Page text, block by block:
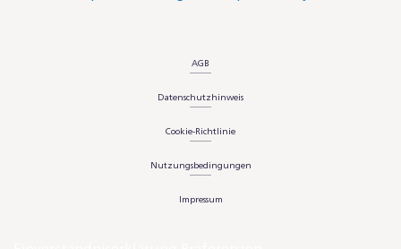
AGB
Datenschutzhinweis
Cookie-Richtlinie
Nutzungsbedingungen
Impressum